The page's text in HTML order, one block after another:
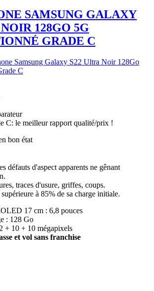
SAMSUNG GALAXY
128GO 5G
GRADE C
C: le meilleur rapport qualité/prix !
bon état
défauts d'aspect apparents ne gênant
traces d'usure, griffes, coups.
à 85% de sa charge initiale.
17 cm : 6,8 pouces
: 128 Go
+ 10 + 10 mégapixels
et vol sans franchise